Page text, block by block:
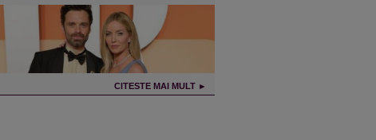
CITESTE MAI MULT ►